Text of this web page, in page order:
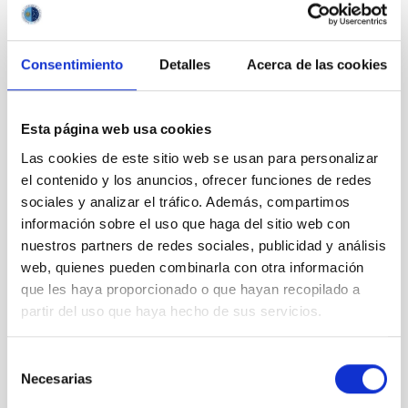
Consentimiento Detalles Acerca de las cookies
Esta página web usa cookies
Las cookies de este sitio web se usan para personalizar
el contenido y los anuncios, ofrecer funciones de redes
sociales y analizar el tráfico. Además, compartimos
información sobre el uso que haga del sitio web con
nuestros partners de redes sociales, publicidad y análisis
web, quienes pueden combinarla con otra información
que les haya proporcionado o que hayan recopilado a
partir del uso que haya hecho de sus servicios.
Necesarias
MASTER'S DEGREE (QF-EHEA SECOND CYCLE)
GESTOR DE PROYECTOS I+D+I
NO
PS-2022-100 BASES CONVOCATORIA
ANEXO III SOLICITUD